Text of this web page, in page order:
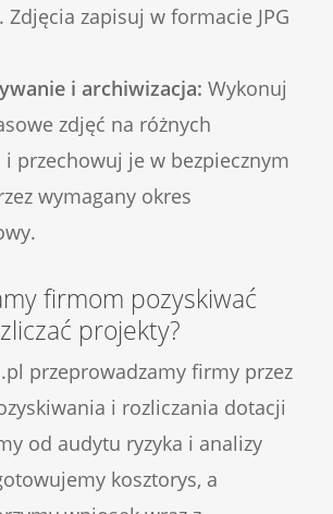
zapisuj w formacie JPG
i archiwizacja: Wykonuj
zdjęć na różnych
i przechowuj je w bezpiecznym
wymagany okres
firmom pozyskiwać
projekty?
przeprowadzamy firmy przez
i rozliczania dotacji
od audytu ryzyka i analizy
kosztorys, a